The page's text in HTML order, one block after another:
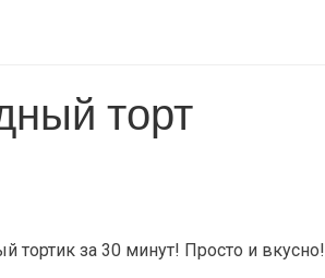
торт
тортик за 30 минут! Просто и вкусно!